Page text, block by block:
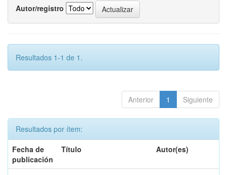
Autor/registro
Resultados 1-1 de 1.
Anterior 1 Siguiente
Resultados por ítem:
Fecha de
publicación
Título Autor(es)